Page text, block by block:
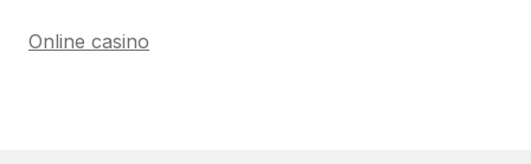
Online casino